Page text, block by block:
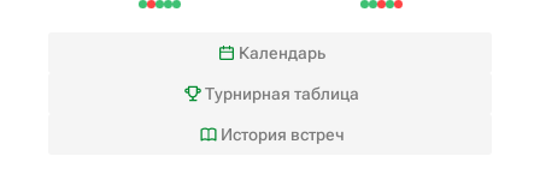
Календарь
Турнирная таблица
История встреч